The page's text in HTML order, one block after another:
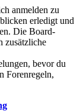
anmelden zu
erledigt und
Die Board-
zusätzliche
bevor du
Forenregeln,